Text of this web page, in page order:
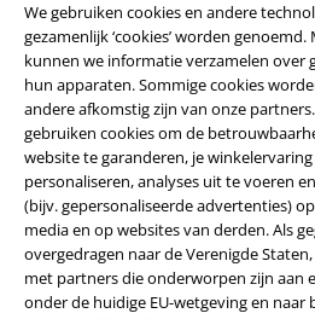
We gebruiken cookies en andere
gezamenlijk ‘cookies’ worden
kunnen we informatie verzamelen over
hun apparaten. Sommige cookies
andere afkomstig zijn van onze
gebruiken cookies om de
website te garanderen, je
personaliseren, analyses uit te voeren
(bijv. gepersonaliseerde advertenties)
media en op websites van derden. Als
overgedragen naar de Verenigde
met partners die onderworpen zijn aan
onder de huidige EU-wetgeving en naar
Maak deel uit van